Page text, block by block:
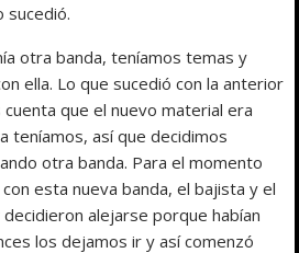
sucedió.
otra banda, teníamos temas y
ella. Lo que sucedió con la anterior
que el nuevo material era
teníamos, así que decidimos
otra banda. Para el momento
esta nueva banda, el bajista y el
alejarse porque habían
los dejamos ir y así comenzó